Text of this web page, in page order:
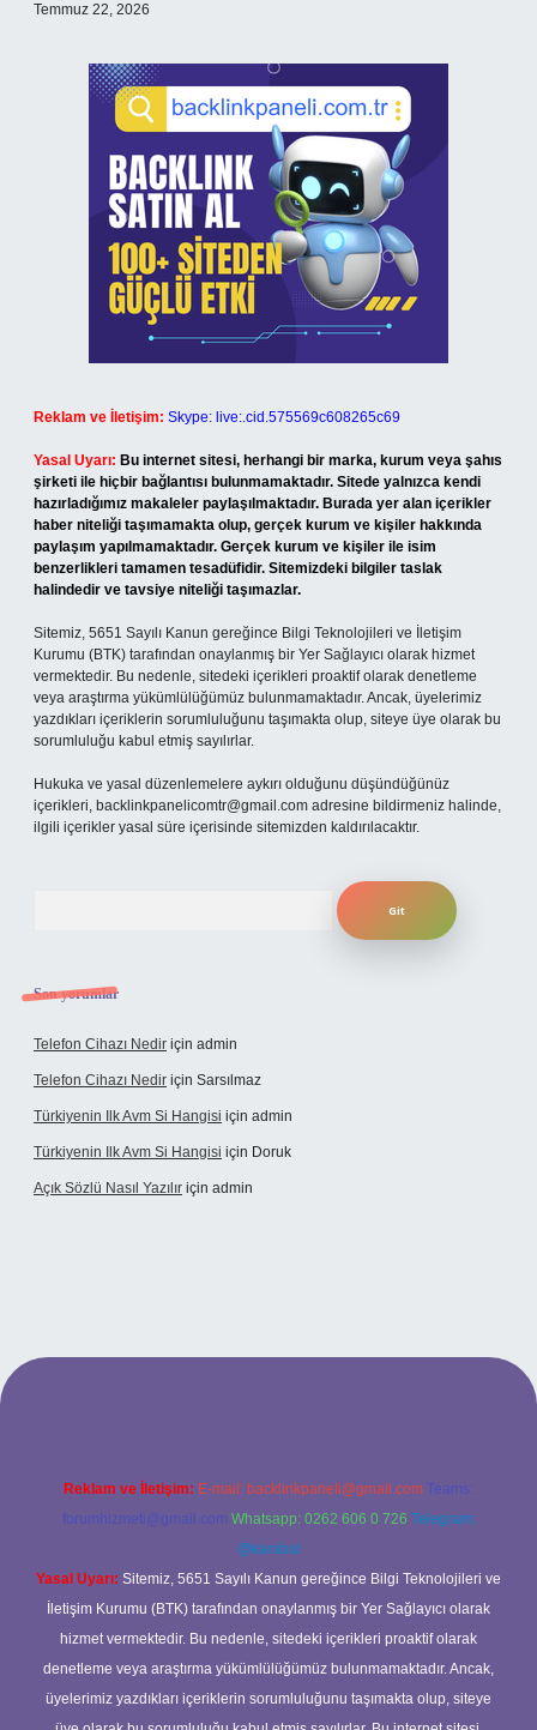
Temmuz 22, 2026
Reklam ve İletişim: Skype: live:.cid.575569c608265c69
Yasal Uyarı: Bu internet sitesi, herhangi bir marka, kurum veya şahıs
şirketi ile hiçbir bağlantısı bulunmamaktadır. Sitede yalnızca kendi
hazırladığımız makaleler paylaşılmaktadır. Burada yer alan içerikler
haber niteliği taşımamakta olup, gerçek kurum ve kişiler hakkında
paylaşım yapılmamaktadır. Gerçek kurum ve kişiler ile isim
benzerlikleri tamamen tesadüfidir. Sitemizdeki bilgiler taslak
halindedir ve tavsiye niteliği taşımazlar.
Sitemiz, 5651 Sayılı Kanun gereğince Bilgi Teknolojileri ve İletişim
Kurumu (BTK) tarafından onaylanmış bir Yer Sağlayıcı olarak hizmet
vermektedir. Bu nedenle, sitedeki içerikleri proaktif olarak denetleme
veya araştırma yükümlülüğümüz bulunmamaktadır. Ancak, üyelerimiz
yazdıkları içeriklerin sorumluluğunu taşımakta olup, siteye üye olarak bu
sorumluluğu kabul etmiş sayılırlar.
Hukuka ve yasal düzenlemelere aykırı olduğunu düşündüğünüz
içerikleri, backlinkpanelicomtr@gmail.com adresine bildirmeniz halinde,
ilgili içerikler yasal süre içerisinde sitemizden kaldırılacaktır.
Son yorumlar
Telefon Cihazı Nedir için admin
Telefon Cihazı Nedir için Sarsılmaz
Türkiyenin Ilk Avm Si Hangisi için admin
Türkiyenin Ilk Avm Si Hangisi için Doruk
Açık Sözlü Nasıl Yazılır için admin
Reklam ve İletişim: E-mail: backlinkpaneli@gmail.com Teams:
forumhizmeti@gmail.com Whatsapp: 0262 606 0 726 Telegram:
@karabul
Yasal Uyarı: Sitemiz, 5651 Sayılı Kanun gereğince Bilgi Teknolojileri ve
İletişim Kurumu (BTK) tarafından onaylanmış bir Yer Sağlayıcı olarak
hizmet vermektedir. Bu nedenle, sitedeki içerikleri proaktif olarak
denetleme veya araştırma yükümlülüğümüz bulunmamaktadır. Ancak,
üyelerimiz yazdıkları içeriklerin sorumluluğunu taşımakta olup, siteye